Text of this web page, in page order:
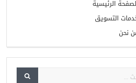
الرئيسية
التسويق
نحن